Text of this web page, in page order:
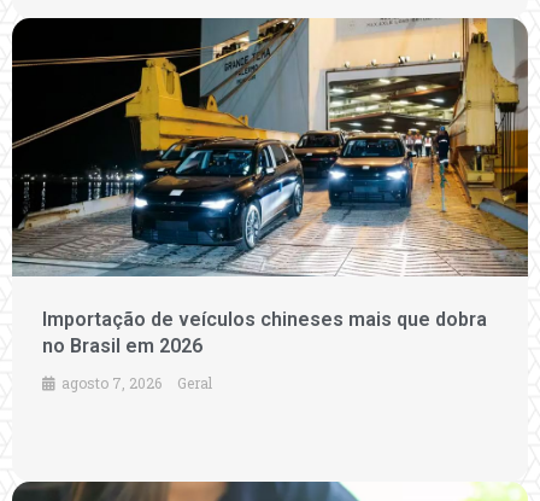
Importação de veículos chineses mais que dobra
no Brasil em 2026
agosto 7, 2026 Geral